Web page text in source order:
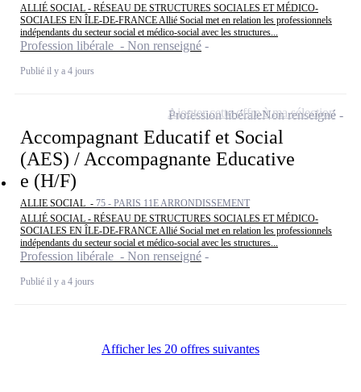
ALLIÉ SOCIAL - RÉSEAU DE STRUCTURES SOCIALES ET MÉDICO-
SOCIALES EN ÎLE-DE-FRANCE Allié Social met en relation les professionnels
indépendants du secteur social et médico-social avec les structures...
Profession libérale - Non renseigné
Publié il y a 4 jours
Accompagnant Educatif et Social
(AES) / Accompagnante Educative
e (H/F)
ALLIE SOCIAL - 75 - PARIS 11E ARRONDISSEMENT
ALLIÉ SOCIAL - RÉSEAU DE STRUCTURES SOCIALES ET MÉDICO-
SOCIALES EN ÎLE-DE-FRANCE Allié Social met en relation les professionnels
indépendants du secteur social et médico-social avec les structures...
Profession libérale - Non renseigné
Publié il y a 4 jours
Profession libéraleNon renseigné
Ajouter cette offre à ma sélection
Afficher les 20 offres suivantes